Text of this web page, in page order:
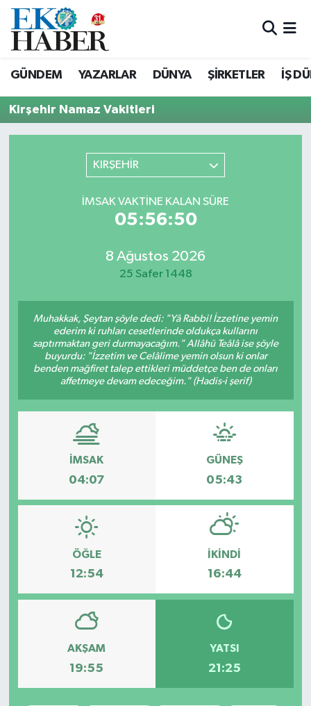
GÜNDEM YAZARLAR DÜNYA ŞİRKETLER İŞ
Kirşehir Namaz Vakitleri
KIRŞEHİR
İMSAK VAKTINE KALAN SÜRE
05:56:50
8 Ağustos 2026
25 Safer 1448
Muhakkak, Şeytan şöyle dedi: "Yâ Rabbi! İzzetine yemin
ederim ki ruhları cesetlerinde oldukça kullarını
saptırmaktan geri durmayacağım." Allâhü Teâlâ ise şöyle
buyurdu: "İzzetim ve Celâlime yemin olsun ki onlar
benden mağfiret talep ettikleri müddetçe ben de onları
affetmeye devam edeceğim." (Hadis-i şerif)
İMSAK
04:07
GÜNEŞ
05:43
ÖĞLE
12:54
İKINDI
16:44
AKŞAM
19:55
YATSI
21:25
Hava Durumu
Süper Lig Puan Durumu ve Fikstür
Tüm Manşetler
Son Dakika Haberleri